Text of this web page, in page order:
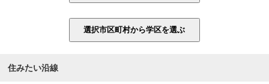
住みたい沿線